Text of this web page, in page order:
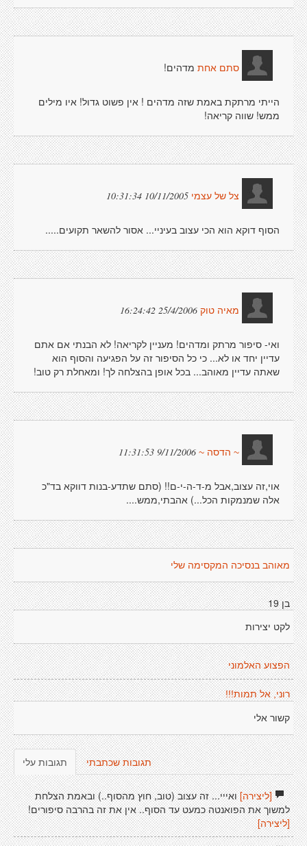
סתם אחת מדהים!
הייתי מרתקת באמת שזה מדהים ! אין פשוט גדול! איו מילים
ממש! שווה קריאה!
צל של עצמי 10/11/2005 10:31:34
הסוף דוקא הוא הכי עצוב בעיניי... אסור להשאר תקועים.....
מאיה טוק 25/4/2006 16:24:42
ואי- סיפור מרתק ומדהים! מעניין לקריאה! לא הבנתי אם אתם
עדיין יחד או לא... כי כל הסיפור זה על הפגיעה והסוף הוא
שאתה עדיין מאוהב... בכל אופן בהצלחה לך! ומאחלת רק טוב!
~ הדסה ~ 9/11/2006 11:31:53
אוי,זה עצוב,אבל מ-ד-ה-י-ם!! (סתם שתדע-בנות דווקא בד"כ
אלה שמנמקות הכל...) אהבתי,ממש....
מאוהב בנסיכה המקסימה שלי
בן 19
לקט יצירות
הפצוע האלמוני
רוני, אל תמות!!!
קשור אלי
תגובות עלי תגובות שכתבתי
[ליצירה]ואייי... זה עצוב (טוב, חוץ מהסוף..) ובאמת הצלחת
למשוך את הפואנטה כמעט עד הסוף.. אין את זה בהרבה סיפורים!
[ליצירה]